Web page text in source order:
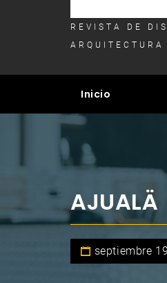
REVISTA DE
Inicio
AJUALÄ
septiembre